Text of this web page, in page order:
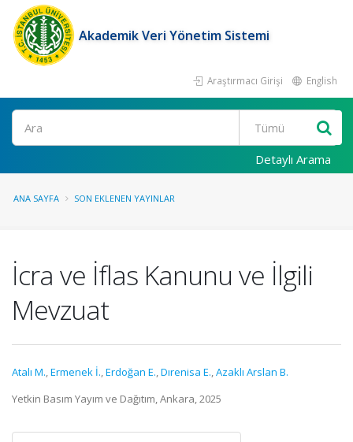
Akademik Veri Yönetim Sistemi
Araştırmacı Girişi English
Ara
Detaylı Arama
ANA SAYFA SON EKLENEN YAYINLAR
İcra ve İflas Kanunu ve İlgili
Mevzuat
Atalı M.,Ermenek İ.,Erdoğan E.,Dırenisa E.,Azaklı Arslan B.
Yetkin Basım Yayım ve Dağıtım, Ankara, 2025